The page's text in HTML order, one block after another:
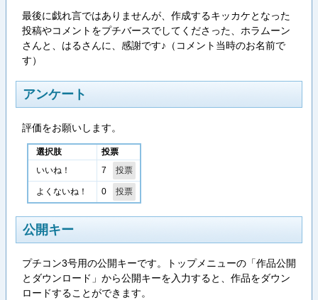
最後に戯れ言ではありませんが、作成するキッカケとなった
投稿やコメントをプチバースでしてくださった、ホラムーン
さんと、はるさんに、感謝です♪（コメント当時のお名前で
す）
アンケート
評価をお願いします。
選択肢 投票
いいね！ 7
よくないね！ 0
公開キー
プチコン3号用の公開キーです。トップメニューの「作品公開
とダウンロード」から公開キーを入力すると、作品をダウン
ロードすることができます。